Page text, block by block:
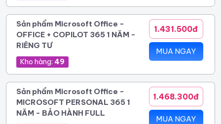
Sản phẩm Microsoft Office -
OFFICE + COPILOT 365 1 NĂM -
RIÊNG TƯ
Kho hàng: 49
1.431.500đ
MUA NGAY
Sản phẩm Microsoft Office -
MICROSOFT PERSONAL 365 1
NĂM - BẢO HÀNH FULL
1.468.300đ
MUA NGAY